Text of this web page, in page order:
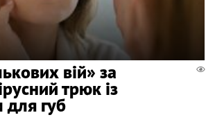
вій» за
трюк із
губ